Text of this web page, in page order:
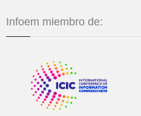
Infoem miembro de: